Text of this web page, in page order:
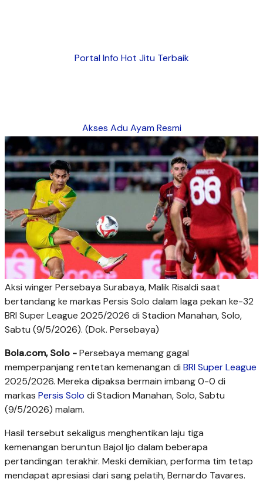
Portal Info Hot Jitu Terbaik
Akses Adu Ayam Resmi
Aksi winger Persebaya Surabaya, Malik Risaldi saat
bertandang ke markas Persis Solo dalam laga pekan ke-32
BRI Super League 2025/2026 di Stadion Manahan, Solo,
Sabtu (9/5/2026). (Dok. Persebaya)
Bola.com, Solo -Persebaya memang gagal
memperpanjang rentetan kemenangan di BRI Super League
2025/2026. Mereka dipaksa bermain imbang 0-0 di
markas Persis Solo di Stadion Manahan, Solo, Sabtu
(9/5/2026) malam.
Hasil tersebut sekaligus menghentikan laju tiga
kemenangan beruntun Bajol Ijo dalam beberapa
pertandingan terakhir. Meski demikian, performa tim tetap
mendapat apresiasi dari sang pelatih, Bernardo Tavares.